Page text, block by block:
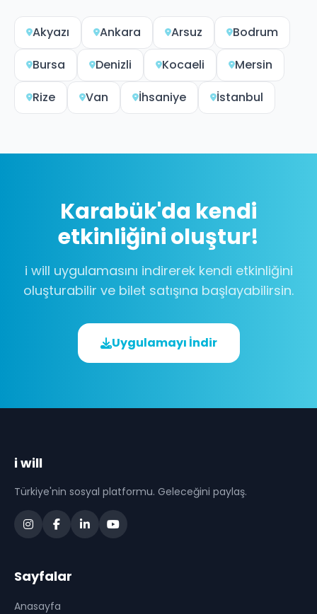
Akyazı Ankara Arsuz
Bodrum
Bursa
Denizli Kocaeli
Mersin
Rize
Van İhsaniye İstanbul
Karabük'da kendi
etkinliğini oluştur!
i will uygulamasını indirerek kendi etkinliğini
oluşturabilir ve bilet satışına başlayabilirsin.
Uygulamayı İndir
i will
Türkiye'nin sosyal platformu. Geleceğini paylaş.
Sayfalar
Anasayfa